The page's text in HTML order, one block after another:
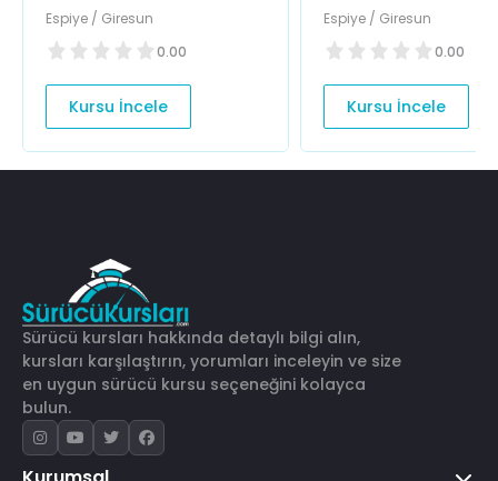
Espiye / Giresun
0.00
Kursu İncele
Espiye / Giresun
0.00
Kursu İncele
Sürücü kursları hakkında detaylı bilgi alın,
kursları karşılaştırın, yorumları inceleyin ve size
en uygun sürücü kursu seçeneğini kolayca
bulun.